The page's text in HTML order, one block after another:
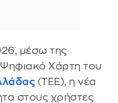
μέσω της
Ψηφιακό Χάρτη του
(ΤΕΕ), η νέα
στους χρήστες